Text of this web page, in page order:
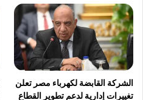
الشركة القابضة لكهرباء مصر تعلن
تغييرات إدارية لدعم تطوير القطاع